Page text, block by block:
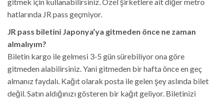
hatlarında JR pass geçmiyor.
JR pass biletini Japonya’ya gitmeden önce ne zaman
almalıyım?
Biletin kargo ile gelmesi 3-5 gün sürebiliyor ona göre
gitmeden alabilirsiniz. Yani gitmeden bir hafta önce en geç
almanız faydalı. Kağıt olarak posta ile gelen şey aslında bilet
değil. Satın aldığınızı gösteren bir kağıt geliyor. Biletinizi